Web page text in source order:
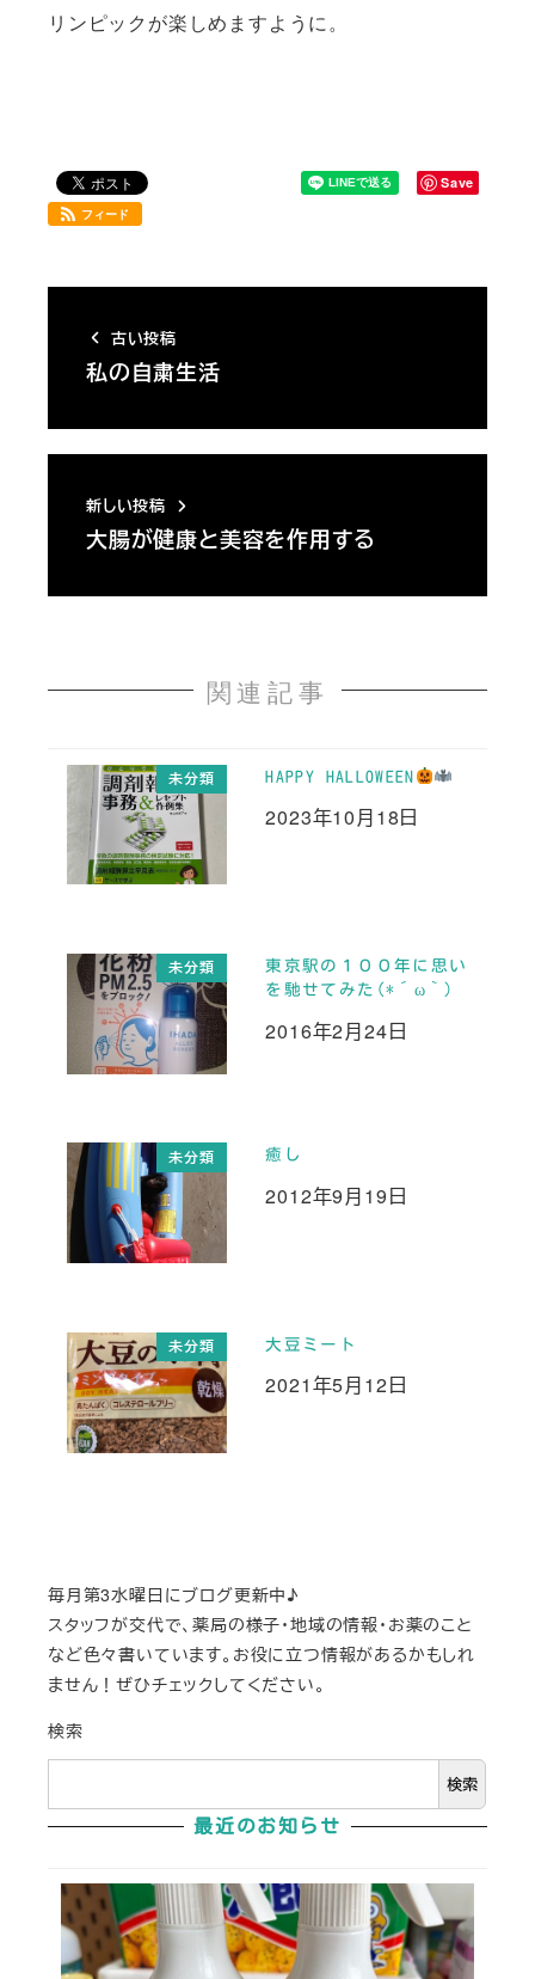
リンピックが楽しめますように。
Save
フィード
古い投稿
私の自粛生活
新しい投稿
大腸が健康と美容を作用する
関連記事
未分類 HAPPY HALLOWEEN
投稿日
2023年10月18日
未分類
東京駅の１００年に思い
を馳せてみた(*´ω｀)
投稿日
2016年2月24日
未分類 癒し
投稿日
2012年9月19日
未分類 大豆ミート
投稿日
2021年5月12日
毎月第3水曜日にブログ更新中♪
スタッフが交代で、薬局の様子・地域の情報・お薬のこと
など色々書いています。お役に立つ情報があるかもしれ
ません！ぜひチェックしてください。
検索
検索
最近のお知らせ